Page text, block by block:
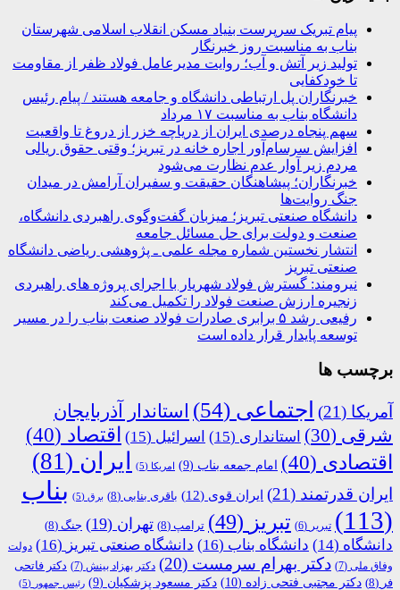
پیام تبریک سرپرست بنیاد مسکن انقلاب اسلامی شهرستان
بناب به مناسبت روز خبرنگار
تولید زیر آتش و آب؛ روایت مدیرعامل فولاد ظفر از مقاومت
تا خودکفایی
خبرنگاران پل ارتباطی دانشگاه و جامعه هستند / پیام رئیس
دانشگاه بناب به مناسبت ۱۷ مرداد
سهم پنجاه درصدی ایران از دریاچه خزر از دروغ تا واقعیت
افزایش سرسام‌آور اجاره خانه در تبریز؛ وقتی حقوق ریالی
مردم زیر آوار عدم نظارت می‌شود
خبرنگاران؛ پیشاهنگان حقیقت و سفیران آرامش در میدان
جنگ روایت‌ها
دانشگاه صنعتی تبریز؛ میزبان گفت‌وگوی راهبردی دانشگاه،
صنعت و دولت برای حل مسائل جامعه
انتشار نخستین شماره مجله علمی ـ پژوهشی ریاضی دانشگاه
صنعتی تبریز
نیرومند: گسترش فولاد شهریار با اجرای پروژه های راهبردی
زنجیره ارزش صنعت فولاد را تکمیل می‌کند
رفیعی رشد ۵ برابری صادرات فولاد صنعت بناب را در مسیر
توسعه پایدار قرار داده است
برچسب ها
آمریکا (21) اجتماعی (54)
استاندار آذربایجان
شرقی (30) استانداری (15) اسرائیل (15) اقتصاد (40)
اقتصادی (40) امام جمعه بناب (9) امریکا (5) ایران (81)
ایران قدرتمند (21) ایران قوی (12) باقری بنابی (8) برق (5)
بناب
(113)
تبریر (6) تبریز (49) ترامپ (8) تهران (19) جنگ (8)
دانشگاه (14) دانشگاه بناب (16) دانشگاه صنعتی تبریز (16)
دولت
وفاق ملی (7) دکتر بهرام سرمست (20) دکتر بهزاد بینش (7)
دکتر فاتحی
فر (8) دکتر مجتبی فتحی زاده (10) دکتر مسعود پزشکیان (9) رئیس جمهور (5)